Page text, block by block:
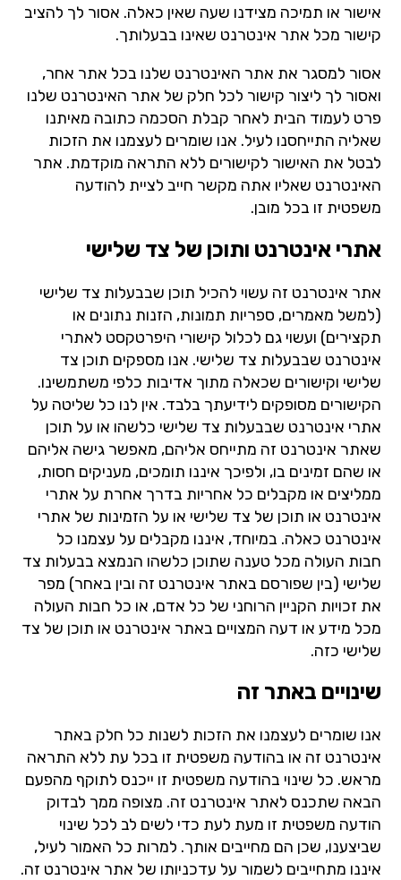
אישור או תמיכה מצידנו שעה שאין כאלה. אסור לך להציב
קישור מכל אתר אינטרנט שאינו בבעלותך.
אסור למסגר את אתר האינטרנט שלנו בכל אתר אחר,
ואסור לך ליצור קישור לכל חלק של אתר האינטרנט שלנו
פרט לעמוד הבית לאחר קבלת הסכמה כתובה מאיתנו
שאליה התייחסנו לעיל. אנו שומרים לעצמנו את הזכות
לבטל את האישור לקישורים ללא התראה מוקדמת. אתר
האינטרנט שאליו אתה מקשר חייב לציית להודעה
משפטית זו בכל מובן.
אתרי אינטרנט ותוכן של צד שלישי
אתר אינטרנט זה עשוי להכיל תוכן שבבעלות צד שלישי
(למשל מאמרים, ספריות תמונות, הזנות נתונים או
תקצירים) ועשוי גם לכלול קישורי היפרטקסט לאתרי
אינטרנט שבבעלות צד שלישי. אנו מספקים תוכן צד
שלישי וקישורים שכאלה מתוך אדיבות כלפי משתמשינו.
הקישורים מסופקים לידיעתך בלבד. אין לנו כל שליטה על
אתרי אינטרנט שבבעלות צד שלישי כלשהו או על תוכן
שאתר אינטרנט זה מתייחס אליהם, מאפשר גישה אליהם
או שהם זמינים בו, ולפיכך איננו תומכים, מעניקים חסות,
ממליצים או מקבלים כל אחריות בדרך אחרת על אתרי
אינטרנט או תוכן של צד שלישי או על הזמינות של אתרי
אינטרנט כאלה. במיוחד, איננו מקבלים על עצמנו כל
חבות העולה מכל טענה שתוכן כלשהו הנמצא בבעלות צד
שלישי (בין שפורסם באתר אינטרנט זה ובין באחר) מפר
את זכויות הקניין הרוחני של כל אדם, או כל חבות העולה
מכל מידע או דעה המצויים באתר אינטרנט או תוכן של צד
שלישי כזה.
שינויים באתר זה
אנו שומרים לעצמנו את הזכות לשנות כל חלק באתר
אינטרנט זה או בהודעה משפטית זו בכל עת ללא התראה
מראש. כל שינוי בהודעה משפטית זו ייכנס לתוקף מהפעם
הבאה שתכנס לאתר אינטרנט זה. מצופה ממך לבדוק
הודעה משפטית זו מעת לעת כדי לשים לב לכל שינוי
שביצענו, שכן הם מחייבים אותך. למרות כל האמור לעיל,
איננו מתחייבים לשמור על עדכניותו של אתר אינטרנט זה.